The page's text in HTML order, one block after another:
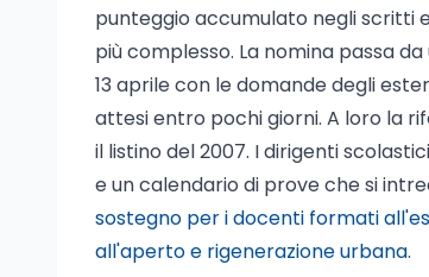
punteggio accumulato negli scritti
più complesso. La nomina passa
13 aprile con le domande degli
attesi entro pochi giorni. A loro la
il listino del 2007. I dirigenti
e un calendario di prove che si
sostegno per i docenti formati
all'aperto e rigenerazione urbana.